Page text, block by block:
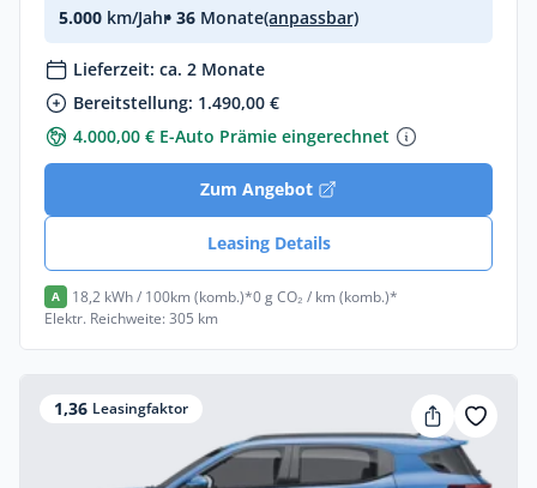
5.000 km/Jahr• 36 Monate(anpassbar)
Lieferzeit: ca. 2 Monate
Bereitstellung: 1.490,00 €
4.000,00 € E-Auto Prämie eingerechnet
Zum Angebot
Leasing Details
A 18,2 kWh / 100km (komb.)*0 g CO₂ / km (komb.)*
Elektr. Reichweite: 305 km
1,36 Leasingfaktor